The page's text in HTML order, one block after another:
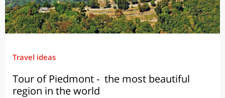
Travel ideas
Tour of Piedmont - the most beautiful
region in the world